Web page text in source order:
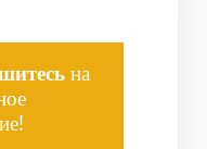
на